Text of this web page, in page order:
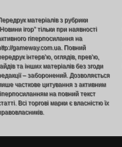
матеріалів з рубрики
ігор” тільки при наявності
гіперпосилання на
gameway.com.ua. Повний
інтерв’ю, оглядів, прев’ю,
та інших матеріалів без згоди
– заборонений. Дозволяється
часткове цитування з активним
на повний текст
Всі торгові марки є власністю їх